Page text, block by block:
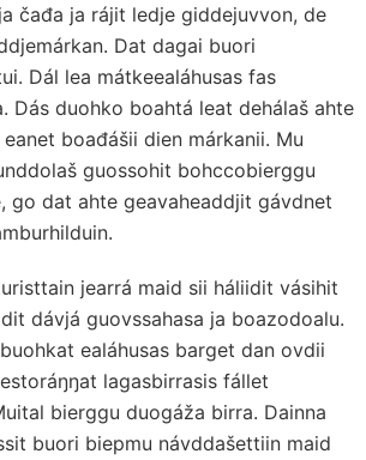
čađa ja rájit ledje giddejuvvon, de
Dat dagai buori
Dál lea mátkeealáhusas fas
Dás duohko boahtá leat dehálaš ahte
boađášii dien márkanii. Mu
guossohit bohccobierggu
go dat ahte geavaheaddjit gávdnet
jearrá maid sii háliidit vásihit
dávjá guovssahasa ja boazodoalu.
ealáhusas barget dan ovdii
lagasbirrasis fállet
bierggu duogáža birra. Dainna
buori biepmu návddašettiin maid